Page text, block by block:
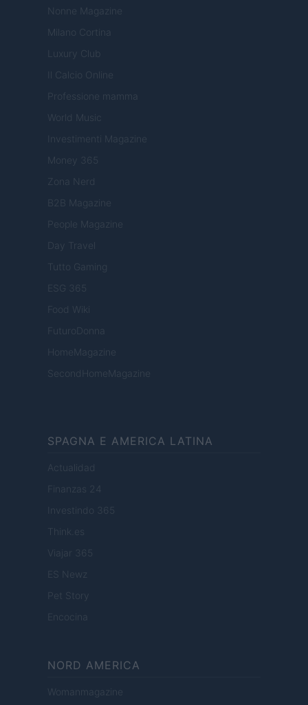
Nonne Magazine
Milano Cortina
Luxury Club
Il Calcio Online
Professione mamma
World Music
Investimenti Magazine
Money 365
Zona Nerd
B2B Magazine
People Magazine
Day Travel
Tutto Gaming
ESG 365
Food Wiki
FuturoDonna
HomeMagazine
SecondHomeMagazine
SPAGNA E AMERICA LATINA
Actualidad
Finanzas 24
Investindo 365
Think.es
Viajar 365
ES Newz
Pet Story
Encocina
NORD AMERICA
Womanmagazine